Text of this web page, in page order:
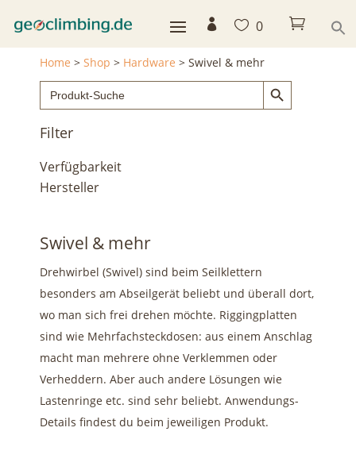
  0 
Home > Shop > Hardware > Swivel & mehr
Search
for:
Search Button
Filter
Verfügbarkeit
Hersteller
Swivel & mehr
Drehwirbel (Swivel) sind beim Seilklettern
besonders am Abseilgerät beliebt und überall dort,
wo man sich frei drehen möchte. Riggingplatten
sind wie Mehrfachsteckdosen: aus einem Anschlag
macht man mehrere ohne Verklemmen oder
Verheddern. Aber auch andere Lösungen wie
Lastenringe etc. sind sehr beliebt. Anwendungs-
Details findest du beim jeweiligen Produkt.